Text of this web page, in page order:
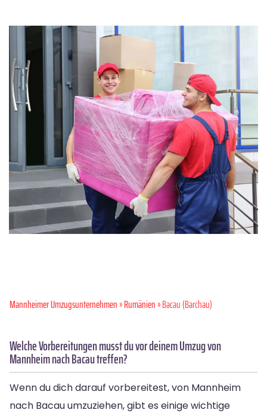
Mannheimer Umzugsunternehmen»Rumänien» Bacau (Barchau)
Welche Vorbereitungen musst du vor deinem Umzug von
Mannheim nach Bacau treffen?
Wenn du dich darauf vorbereitest, von Mannheim
nach Bacau umzuziehen, gibt es einige wichtige